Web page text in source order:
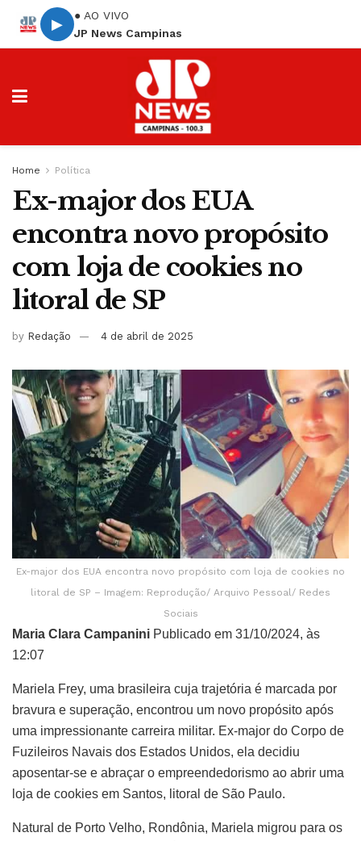
▶
● AO VIVO
JP News Campinas
Home Política
Ex-major dos EUA
encontra novo propósito
com loja de cookies no
litoral de SP
by Redação 4 de abril de 2025
Ex-major dos EUA encontra novo propósito com loja de cookies no
litoral de SP – Imagem: Reprodução/ Arquivo Pessoal/ Redes
Sociais
Maria Clara Campanini Publicado em 31/10/2024, às
12:07
Mariela Frey, uma brasileira cuja trajetória é marcada por
bravura e superação, encontrou um novo propósito após
uma impressionante carreira militar. Ex-major do Corpo de
Fuzileiros Navais dos Estados Unidos, ela decidiu
aposentar-se e abraçar o empreendedorismo ao abrir uma
loja de cookies em Santos, litoral de São Paulo.
Natural de Porto Velho, Rondônia, Mariela migrou para os